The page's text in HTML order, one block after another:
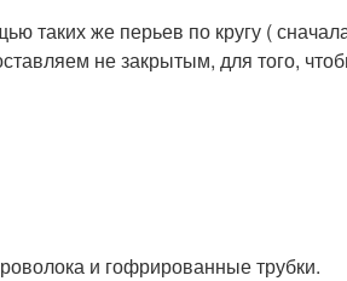
таких же перьев по кругу (
не закрытым, для того,
и гофрированные трубки.